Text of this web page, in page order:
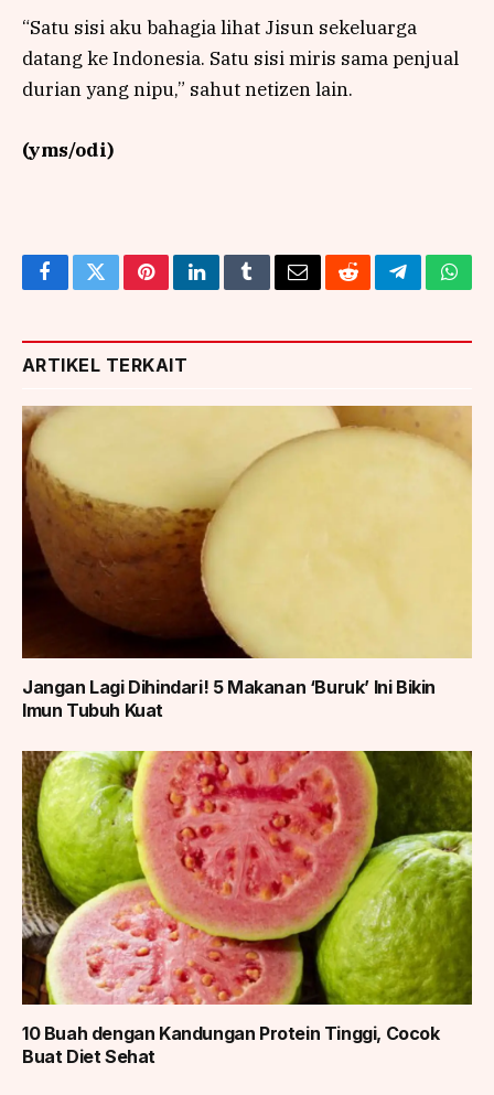
“Satu sisi aku bahagia lihat Jisun sekeluarga
datang ke Indonesia. Satu sisi miris sama penjual
durian yang nipu,” sahut netizen lain.
(yms/odi)
FacebookTwitterPinterestLinkedInTumblrEmailRedditTelegram
ARTIKEL TERKAIT
Jangan Lagi Dihindari! 5 Makanan ‘Buruk’ Ini Bikin
Imun Tubuh Kuat
10 Buah dengan Kandungan Protein Tinggi, Cocok
Buat Diet Sehat